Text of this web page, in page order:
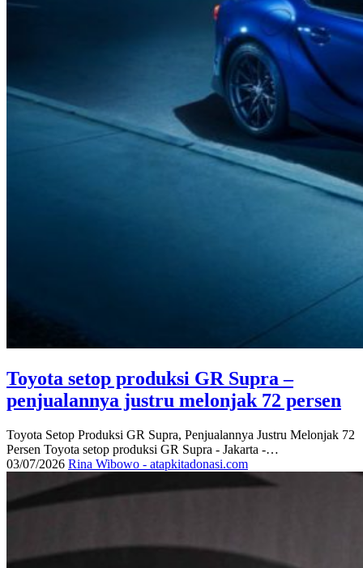
Toyota setop produksi GR Supra –
penjualannya justru melonjak 72 persen
Toyota Setop Produksi GR Supra, Penjualannya Justru Melonjak 72
Persen Toyota setop produksi GR Supra - Jakarta -…
03/07/2026 Rina Wibowo - atapkitadonasi.com